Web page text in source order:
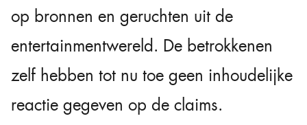
op bronnen en geruchten uit de
entertainmentwereld. De betrokkenen
zelf hebben tot nu toe geen inhoudelijke
reactie gegeven op de claims.